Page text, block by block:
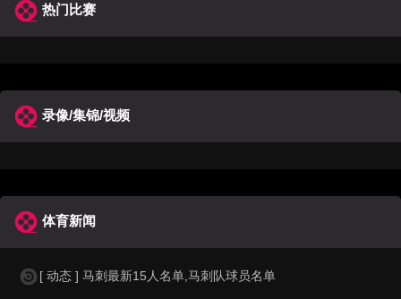
热门比赛
录像/集锦/视频
体育新闻
[ 动态 ] 马刺最新15人名单,马刺队球员名单